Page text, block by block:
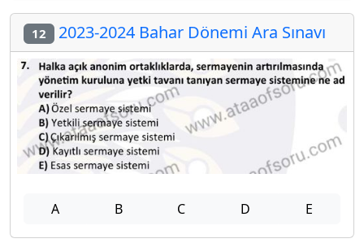
12 2023-2024 Bahar Dönemi Ara Sınavı
A B C D E